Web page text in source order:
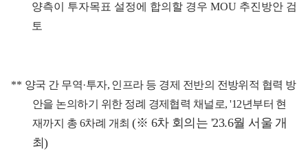
양측이 투자목표 설정에 합의할 경우 MOU 추진방안 검
토
** 양국 간 무역·투자, 인프라 등 경제 전반의 전방위적 협력 방
안을 논의하기 위한 정례 경제협력 채널로, '12년부터 현
재까지 총 6차례 개최(※ 6차 회의는 '23.6월 서울 개
최)